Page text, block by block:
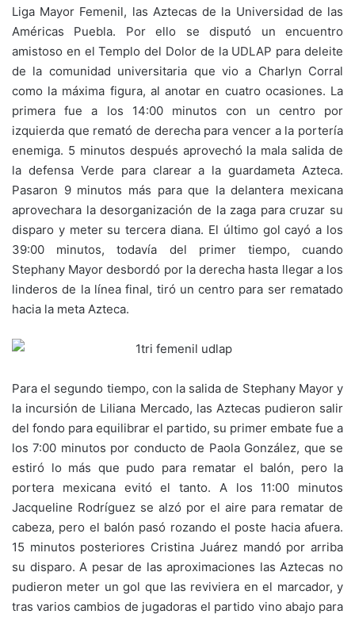
Liga Mayor Femenil, las Aztecas de la Universidad de las
Américas Puebla. Por ello se disputó un encuentro
amistoso en el Templo del Dolor de la UDLAP para deleite
de la comunidad universitaria que vio a Charlyn Corral
como la máxima figura, al anotar en cuatro ocasiones. La
primera fue a los 14:00 minutos con un centro por
izquierda que remató de derecha para vencer a la portería
enemiga. 5 minutos después aprovechó la mala salida de
la defensa Verde para clarear a la guardameta Azteca.
Pasaron 9 minutos más para que la delantera mexicana
aprovechara la desorganización de la zaga para cruzar su
disparo y meter su tercera diana. El último gol cayó a los
39:00 minutos, todavía del primer tiempo, cuando
Stephany Mayor desbordó por la derecha hasta llegar a los
linderos de la línea final, tiró un centro para ser rematado
hacia la meta Azteca.
Para el segundo tiempo, con la salida de Stephany Mayor y
la incursión de Liliana Mercado, las Aztecas pudieron salir
del fondo para equilibrar el partido, su primer embate fue a
los 7:00 minutos por conducto de Paola González, que se
estiró lo más que pudo para rematar el balón, pero la
portera mexicana evitó el tanto. A los 11:00 minutos
Jacqueline Rodríguez se alzó por el aire para rematar de
cabeza, pero el balón pasó rozando el poste hacia afuera.
15 minutos posteriores Cristina Juárez mandó por arriba
su disparo. A pesar de las aproximaciones las Aztecas no
pudieron meter un gol que las reviviera en el marcador, y
tras varios cambios de jugadoras el partido vino abajo para